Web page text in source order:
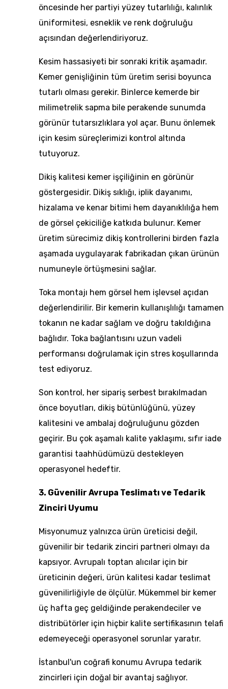
öncesinde her partiyi yüzey tutarlılığı, kalınlık
üniformitesi, esneklik ve renk doğruluğu
açısından değerlendiriyoruz.
Kesim hassasiyeti bir sonraki kritik aşamadır.
Kemer genişliğinin tüm üretim serisi boyunca
tutarlı olması gerekir. Binlerce kemerde bir
milimetrelik sapma bile perakende sunumda
görünür tutarsızlıklara yol açar. Bunu önlemek
için kesim süreçlerimizi kontrol altında
tutuyoruz.
Dikiş kalitesi kemer işçiliğinin en görünür
göstergesidir. Dikiş sıklığı, iplik dayanımı,
hizalama ve kenar bitimi hem dayanıklılığa hem
de görsel çekiciliğe katkıda bulunur. Kemer
üretim sürecimiz dikiş kontrollerini birden fazla
aşamada uygulayarak fabrikadan çıkan ürünün
numuneyle örtüşmesini sağlar.
Toka montajı hem görsel hem işlevsel açıdan
değerlendirilir. Bir kemerin kullanışlılığı tamamen
tokanın ne kadar sağlam ve doğru takıldığına
bağlıdır. Toka bağlantısını uzun vadeli
performansı doğrulamak için stres koşullarında
test ediyoruz.
Son kontrol, her sipariş serbest bırakılmadan
önce boyutları, dikiş bütünlüğünü, yüzey
kalitesini ve ambalaj doğruluğunu gözden
geçirir. Bu çok aşamalı kalite yaklaşımı, sıfır iade
garantisi taahhüdümüzü destekleyen
operasyonel hedeftir.
3. Güvenilir Avrupa Teslimatı ve Tedarik
Zinciri Uyumu
Misyonumuz yalnızca ürün üreticisi değil,
güvenilir bir tedarik zinciri partneri olmayı da
kapsıyor. Avrupalı toptan alıcılar için bir
üreticinin değeri, ürün kalitesi kadar teslimat
güvenilirliğiyle de ölçülür. Mükemmel bir kemer
üç hafta geç geldiğinde perakendeciler ve
distribütörler için hiçbir kalite sertifikasının telafi
edemeyeceği operasyonel sorunlar yaratır.
İstanbul'un coğrafi konumu Avrupa tedarik
zincirleri için doğal bir avantaj sağlıyor.